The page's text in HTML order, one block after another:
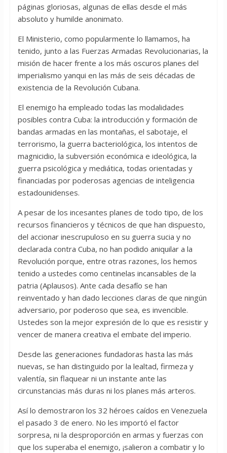
páginas gloriosas, algunas de ellas desde el más
absoluto y humilde anonimato.
El Ministerio, como popularmente lo llamamos, ha
tenido, junto a las Fuerzas Armadas Revolucionarias, la
misión de hacer frente a los más oscuros planes del
imperialismo yanqui en las más de seis décadas de
existencia de la Revolución Cubana.
El enemigo ha empleado todas las modalidades
posibles contra Cuba: la introducción y formación de
bandas armadas en las montañas, el sabotaje, el
terrorismo, la guerra bacteriológica, los intentos de
magnicidio, la subversión económica e ideológica, la
guerra psicológica y mediática, todas orientadas y
financiadas por poderosas agencias de inteligencia
estadounidenses.
A pesar de los incesantes planes de todo tipo, de los
recursos financieros y técnicos de que han dispuesto,
del accionar inescrupuloso en su guerra sucia y no
declarada contra Cuba, no han podido aniquilar a la
Revolución porque, entre otras razones, los hemos
tenido a ustedes como centinelas incansables de la
patria (Aplausos). Ante cada desafío se han
reinventado y han dado lecciones claras de que ningún
adversario, por poderoso que sea, es invencible.
Ustedes son la mejor expresión de lo que es resistir y
vencer de manera creativa el embate del imperio.
Desde las generaciones fundadoras hasta las más
nuevas, se han distinguido por la lealtad, firmeza y
valentía, sin flaquear ni un instante ante las
circunstancias más duras ni los planes más arteros.
Así lo demostraron los 32 héroes caídos en Venezuela
el pasado 3 de enero. No les importó el factor
sorpresa, ni la desproporción en armas y fuerzas con
que los superaba el enemigo, ¡salieron a combatir y lo